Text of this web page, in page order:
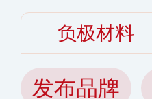
负极材料
发布品牌